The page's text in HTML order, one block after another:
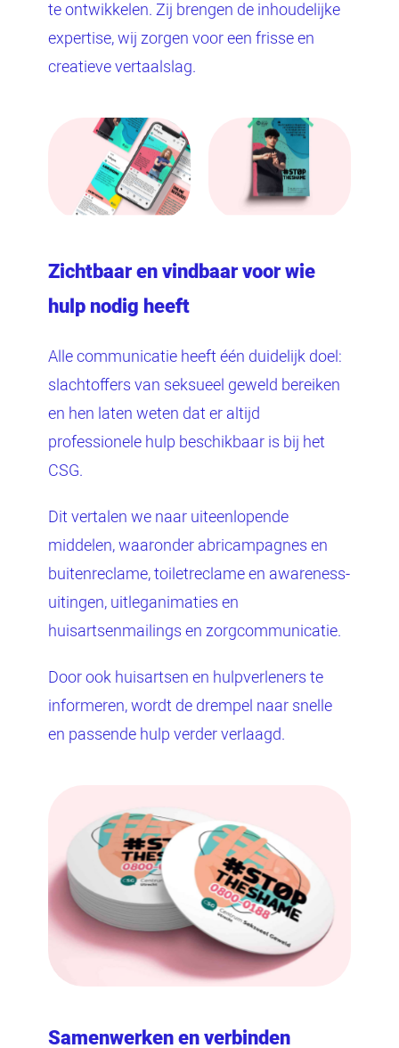
te ontwikkelen. Zij brengen de inhoudelijke
expertise, wij zorgen voor een frisse en
creatieve vertaalslag.
Zichtbaar en vindbaar voor wie
hulp nodig heeft
Alle communicatie heeft één duidelijk doel:
slachtoffers van seksueel geweld bereiken
en hen laten weten dat er altijd
professionele hulp beschikbaar is bij het
CSG.
Dit vertalen we naar uiteenlopende
middelen, waaronder abricampagnes en
buitenreclame, toiletreclame en awareness-
uitingen, uitleganimaties en
huisartsenmailings en zorgcommunicatie.
Door ook huisartsen en hulpverleners te
informeren, wordt de drempel naar snelle
en passende hulp verder verlaagd.
Samenwerken en verbinden